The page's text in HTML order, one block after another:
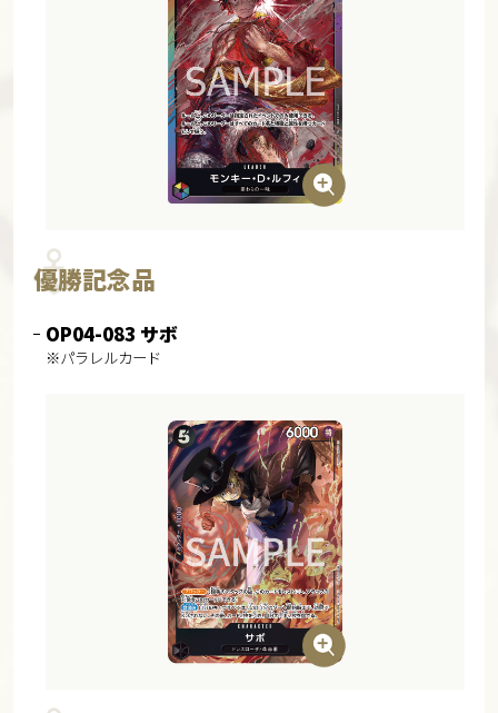
優勝記念品
OP04-083 サボ
※パラレルカード